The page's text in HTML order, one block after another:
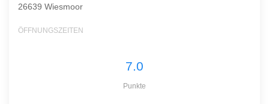
26639 Wiesmoor
ÖFFNUNGSZEITEN
7.0
Punkte